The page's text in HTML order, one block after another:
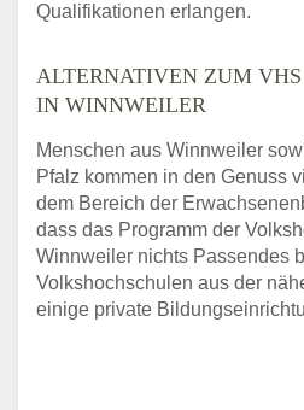
Qualifikationen erlangen.
ALTERNATIVEN ZUM
IN WINNWEILER
Menschen aus Winnweiler
Pfalz kommen in den Genuss
dem Bereich der
dass das Programm der
Winnweiler nichts Passendes
Volkshochschulen aus der
einige private